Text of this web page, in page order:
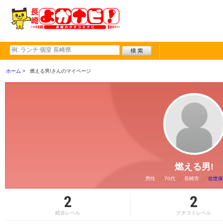
ホーム 燃える男!さんのマイページ
燃える男!
男性 70代 長崎市 佐世
2
総合レベル
2
クチコミレベル